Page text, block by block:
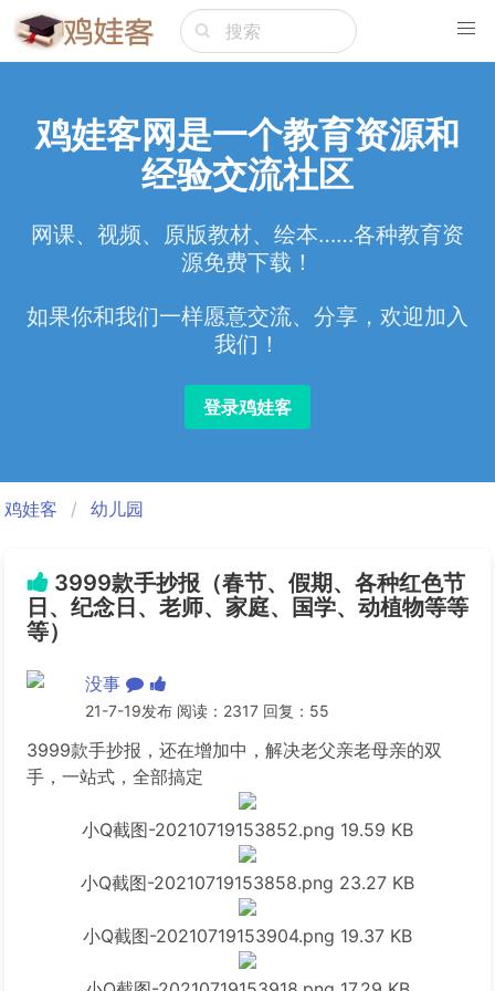
鸡娃客网是一个教育资源和
经验交流社区
网课、视频、原版教材、绘本……各种教育资
源免费下载！
如果你和我们一样愿意交流、分享，欢迎加入
我们！
登录鸡娃客
鸡娃客 幼儿园
3999款手抄报（春节、假期、各种红色节
日、纪念日、老师、家庭、国学、动植物等等
等）
没事
21-7-19发布 阅读：2317 回复：55
3999款手抄报，还在增加中，解决老父亲老母亲的双
手，一站式，全部搞定
小Q截图-20210719153852.png 19.59 KB
小Q截图-20210719153858.png 23.27 KB
小Q截图-20210719153904.png 19.37 KB